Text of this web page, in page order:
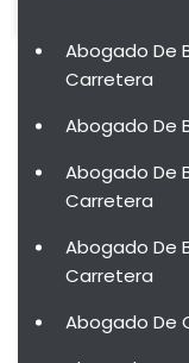
Abogado De
Carretera
Abogado De
Abogado De
Carretera
Abogado De
Carretera
Abogado De